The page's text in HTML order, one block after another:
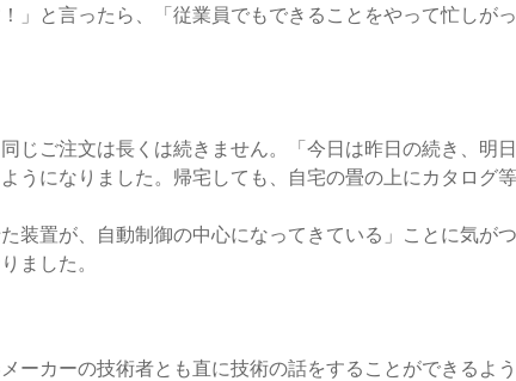
と言ったら、「従業員でもできることをやって忙しが
ご注文は長くは続きません。「今日は昨日の続き、明
うになりました。帰宅しても、自宅の畳の上にカタログ
置が、自動制御の中心になってきている」ことに気が
ました。
カーの技術者とも直に技術の話をすることができるよ